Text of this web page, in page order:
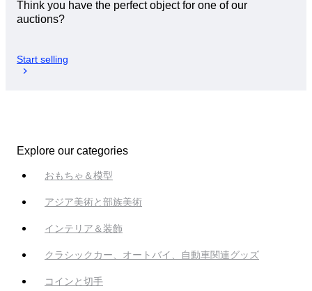
Think you have the perfect object for one of our
auctions?
Start selling
Explore our categories
おもちゃ＆模型
アジア美術と部族美術
インテリア＆装飾
クラシックカー、オートバイ、自動車関連グッズ
コインと切手